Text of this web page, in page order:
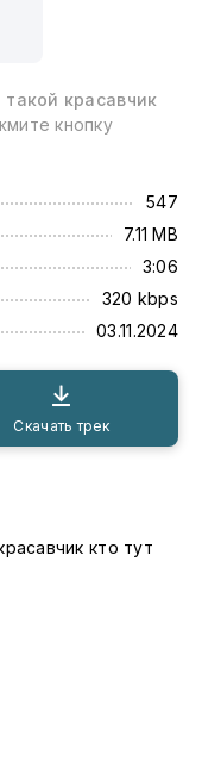
красавчик
кнопку
547
7.11 MB
3:06
320 kbps
03.11.2024
Скачать трек
кто тут